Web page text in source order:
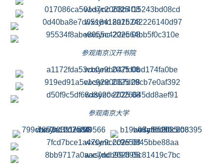
参观南京汉开书院
参观南京大学